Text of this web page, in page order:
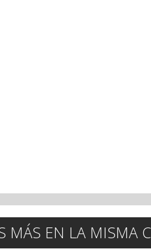
MÁS EN LA MISMA